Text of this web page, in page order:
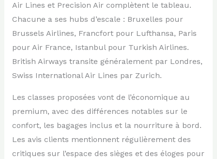
Air Lines et Precision Air complètent le tableau.
Chacune a ses hubs d’escale : Bruxelles pour
Brussels Airlines, Francfort pour Lufthansa, Paris
pour Air France, Istanbul pour Turkish Airlines.
British Airways transite généralement par Londres,
Swiss International Air Lines par Zurich.
Les classes proposées vont de l’économique au
premium, avec des différences notables sur le
confort, les bagages inclus et la nourriture à bord.
Les avis clients mentionnent régulièrement des
critiques sur l’espace des sièges et des éloges pour